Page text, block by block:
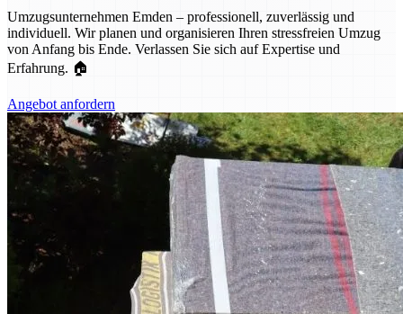
Umzugsunternehmen Emden – professionell, zuverlässig und
individuell. Wir planen und organisieren Ihren stressfreien Umzug
von Anfang bis Ende. Verlassen Sie sich auf Expertise und
Erfahrung. 🏠
Angebot anfordern